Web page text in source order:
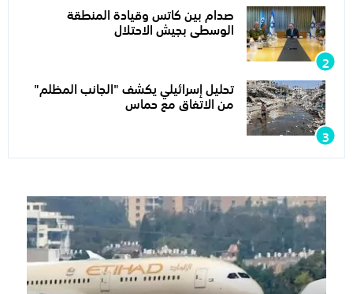
صدام بين كاتس وقيادة المنطقة
الوسطى بجيش الاحتلال
تحليل إسرائيلي يكشف "الجانب المظلم"
من الاتفاق مع حماس